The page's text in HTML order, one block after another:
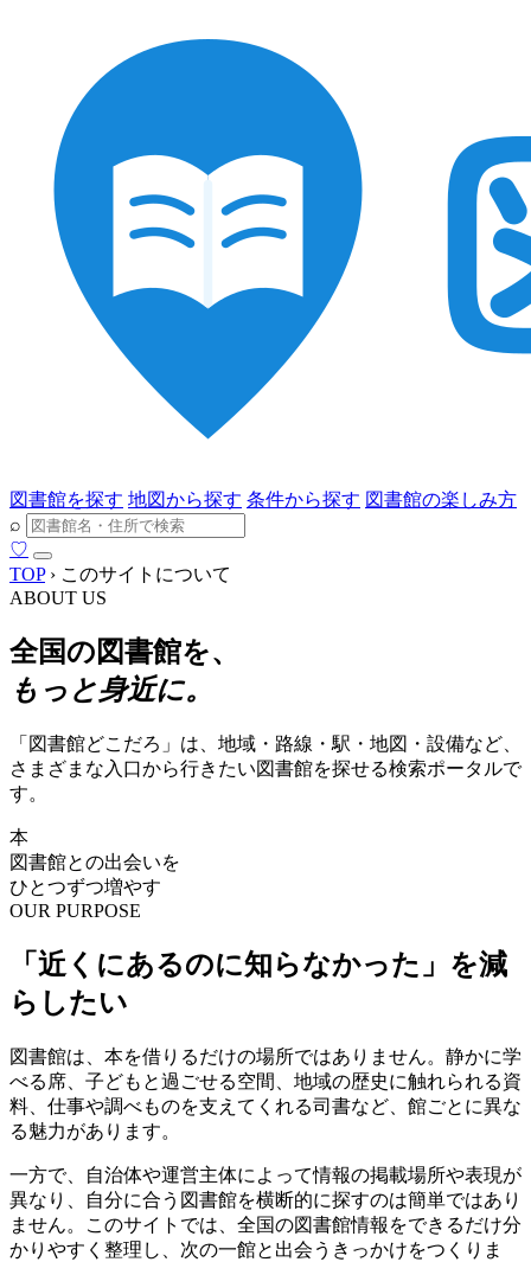
図書館を探す 地図から探す 条件から探す 図書館の楽しみ方
⌕
♡
TOP › このサイトについて
ABOUT US
全国の図書館を、
もっと身近に。
「図書館どこだろ」は、地域・路線・駅・地図・設備など、
さまざまな入口から行きたい図書館を探せる検索ポータルで
す。
本
図書館との出会いを
ひとつずつ増やす
OUR PURPOSE
「近くにあるのに知らなかった」を減
らしたい
図書館は、本を借りるだけの場所ではありません。静かに学
べる席、子どもと過ごせる空間、地域の歴史に触れられる資
料、仕事や調べものを支えてくれる司書など、館ごとに異な
る魅力があります。
一方で、自治体や運営主体によって情報の掲載場所や表現が
異なり、自分に合う図書館を横断的に探すのは簡単ではあり
ません。このサイトでは、全国の図書館情報をできるだけ分
かりやすく整理し、次の一館と出会うきっかけをつくりま